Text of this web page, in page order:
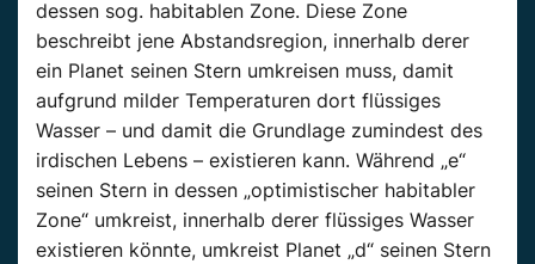
dessen sog. habitablen Zone. Diese Zone
beschreibt jene Abstandsregion, innerhalb derer
ein Planet seinen Stern umkreisen muss, damit
aufgrund milder Temperaturen dort flüssiges
Wasser – und damit die Grundlage zumindest des
irdischen Lebens – existieren kann. Während „e“
seinen Stern in dessen „optimistischer habitabler
Zone“ umkreist, innerhalb derer flüssiges Wasser
existieren könnte, umkreist Planet „d“ seinen Stern